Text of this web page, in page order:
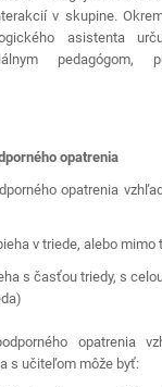
v skupine.
asistenta
pedagógom,
opatrenia
opatrenia
v triede, alebo mimo
s časťou triedy, s
opatrenia
s učiteľom môže byť: